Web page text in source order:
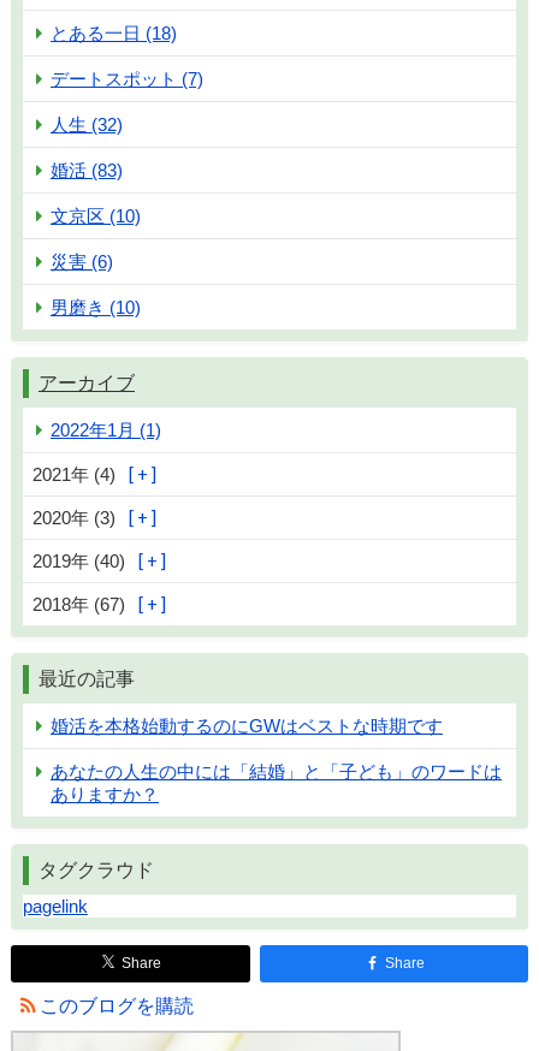
とある一日 (18)
デートスポット (7)
人生 (32)
婚活 (83)
文京区 (10)
災害 (6)
男磨き (10)
アーカイブ
2022年1月 (1)
2021年 (4)
2020年 (3)
2019年 (40)
2018年 (67)
最近の記事
婚活を本格始動するのにGWはベストな時期です
あなたの人生の中には「結婚」と「子ども」のワードは
ありますか？
タグクラウド
pagelink
Share Share
このブログを購読